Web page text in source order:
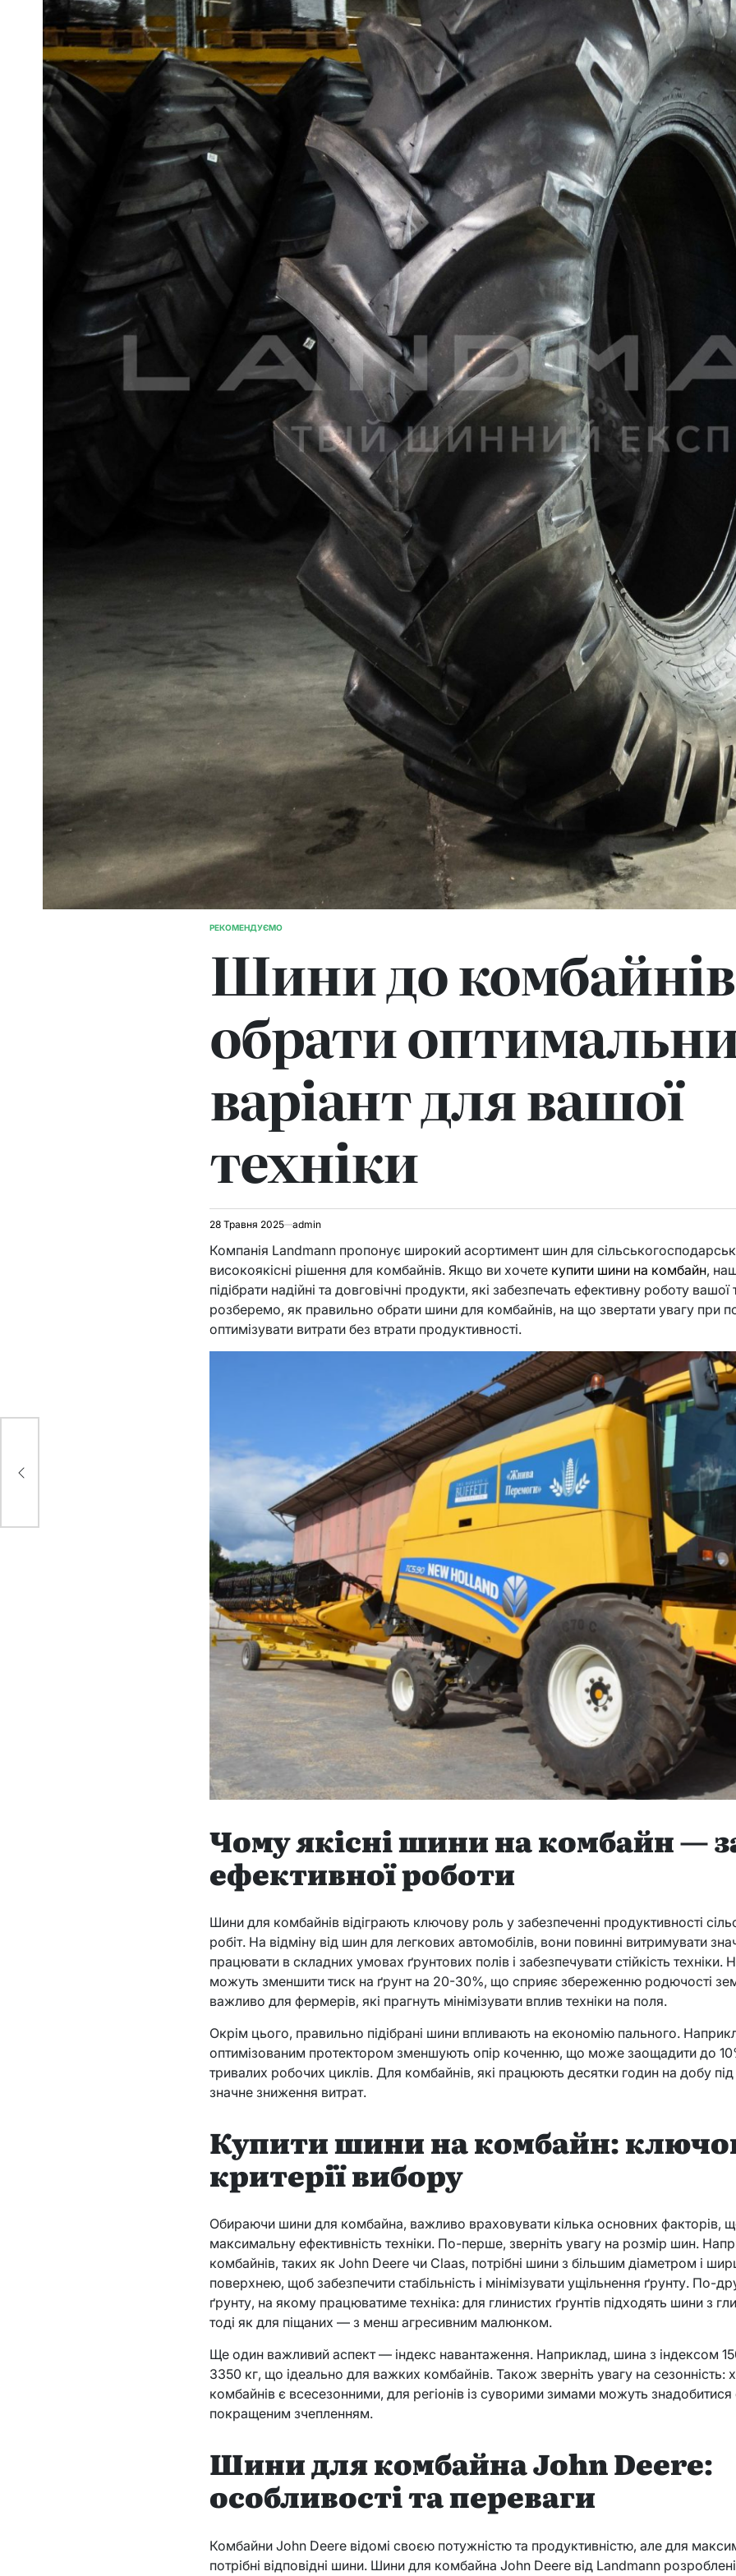
ОПУБЛІКУВАТИ
РЕКОМЕНДУЄМО
Шини до
обрати
варіант для вашої
техніки
28 Травня 2025 admin
Компанія Landmann пропонує широкий асортимент шин для
високоякісні рішення для комбайнів. Якщо ви хочете купити шини на комбайн,
підібрати надійні та довговічні продукти, які забезпечать ефективну роботу вашої
розберемо, як правильно обрати шини для комбайнів, на що звертати увагу при
оптимізувати витрати без втрати продуктивності.
Чому якісні шини на комбайн —
ефективної роботи
Шини для комбайнів відіграють ключову роль у забезпеченні продуктивності
робіт. На відміну від шин для легкових автомобілів, вони повинні витримувати
працювати в складних умовах ґрунтових полів і забезпечувати стійкість техніки.
можуть зменшити тиск на ґрунт на 20-30%, що сприяє збереженню родючості
важливо для фермерів, які прагнуть мінімізувати вплив техніки на поля.
Окрім цього, правильно підібрані шини впливають на економію пального.
оптимізованим протектором зменшують опір коченню, що може заощадити до
тривалих робочих циклів. Для комбайнів, які працюють десятки годин на добу
значне зниження витрат.
Купити шини на комбайн:
критерії вибору
Обираючи шини для комбайна, важливо враховувати кілька основних факторів,
максимальну ефективність техніки. По-перше, зверніть увагу на розмір шин.
комбайнів, таких як John Deere чи Claas, потрібні шини з більшим діаметром і
поверхнею, щоб забезпечити стабільність і мінімізувати ущільнення ґрунту. По-
ґрунту, на якому працюватиме техніка: для глинистих ґрунтів підходять шини з
тоді як для піщаних — з менш агресивним малюнком.
Ще один важливий аспект — індекс навантаження. Наприклад, шина з індексом
3350 кг, що ідеально для важких комбайнів. Також зверніть увагу на сезонність:
комбайнів є всесезонними, для регіонів із суворими зимами можуть знадобитися
покращеним зчепленням.
Шини для комбайна John Deere:
особливості та переваги
Комбайни John Deere відомі своєю потужністю та продуктивністю, але для
потрібні відповідні шини. Шини для комбайна John Deere від Landmann